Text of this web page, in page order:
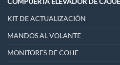
KIT DE ACTUALIZACIÓN
MANDOS AL VOLANTE
MONITORES DE COHE